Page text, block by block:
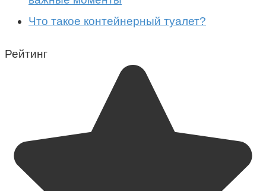
Что такое контейнерный туалет?
Рейтинг